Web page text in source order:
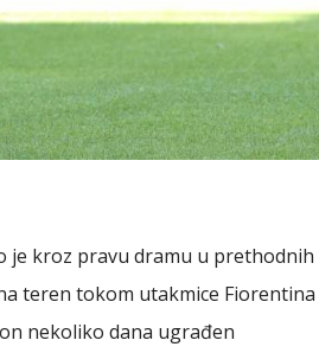
je kroz pravu dramu u prethodnih
teren tokom utakmice Fiorentina
nekoliko dana ugrađen